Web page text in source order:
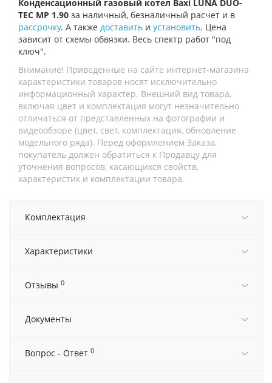
Конденсационный газовый котел Baxi LUNA DUO-
TEC MP 1.90 за наличный, безналичный расчет и в
рассрочку. А также доставить и установить. Цена
зависит от схемы обвязки. Весь спектр работ "под
ключ".
Внимание! Приведенные на сайте интернет-магазина
характеристики товаров носят исключительно
информационный характер. Внешний вид товара,
включая цвет и комплектация могут незначительно
отличаться от представленных на фотографии и
видеообзоре (цвет, свет, комплектация, обновление
модельного ряда). Перед оформлением Заказа,
покупатель должен обратиться к Продавцу для
уточнения вопросов, касающихся свойств,
характеристик и комплектации товара.
Комплектация
Характеристики
Отзывы 0
Документы
Вопрос - Ответ 0